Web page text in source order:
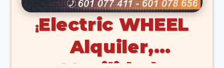
Electric WHEEL
Alquiler,